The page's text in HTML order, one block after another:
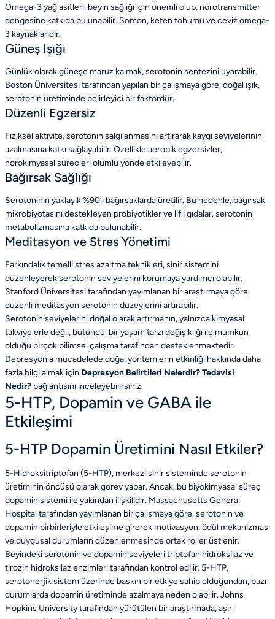
Omega-3 yağ asitleri, beyin sağlığı için önemli olup, nörotransmitter
dengesine katkıda bulunabilir. Somon, keten tohumu ve ceviz omega-
3 kaynaklarıdır.
Güneş Işığı
Günlük olarak güneşe maruz kalmak, serotonin sentezini uyarabilir.
Boston Üniversitesi tarafından yapılan bir çalışmaya göre, doğal ışık,
serotonin üretiminde belirleyici bir faktördür.
Düzenli Egzersiz
Fiziksel aktivite, serotonin salgılanmasını artırarak kaygı seviyelerinin
azalmasına katkı sağlayabilir. Özellikle aerobik egzersizler,
nörokimyasal süreçleri olumlu yönde etkileyebilir.
Bağırsak Sağlığı
Serotoninin yaklaşık %90’ı bağırsaklarda üretilir. Bu nedenle, bağırsak
mikrobiyotasını destekleyen probiyotikler ve lifli gıdalar, serotonin
metabolizmasına katkıda bulunabilir.
Meditasyon ve Stres Yönetimi
Farkındalık temelli stres azaltma teknikleri, sinir sistemini
düzenleyerek serotonin seviyelerini korumaya yardımcı olabilir.
Stanford Üniversitesi tarafından yayımlanan bir araştırmaya göre,
düzenli meditasyon serotonin düzeylerini artırabilir.
Serotonin seviyelerini doğal olarak artırmanın, yalnızca kimyasal
takviyelerle değil, bütüncül bir yaşam tarzı değişikliği ile mümkün
olduğu birçok bilimsel çalışma tarafından desteklenmektedir.
Depresyonla mücadelede doğal yöntemlerin etkinliği hakkında daha
fazla bilgi almak için Depresyon Belirtileri Nelerdir? Tedavisi
Nedir? bağlantısını inceleyebilirsiniz.
5-HTP, Dopamin ve GABA ile
Etkileşimi
5-HTP Dopamin Üretimini Nasıl Etkiler?
5-Hidroksitriptofan (5-HTP), merkezi sinir sisteminde serotonin
üretiminin öncüsü olarak görev yapar. Ancak, bu biyokimyasal süreç
dopamin sistemi ile yakından ilişkilidir. Massachusetts General
Hospital tarafından yayımlanan bir çalışmaya göre, serotonin ve
dopamin birbirleriyle etkileşime girerek motivasyon, ödül mekanizması
ve duygusal durumların düzenlenmesinde ortak roller üstlenir.
Beyindeki serotonin ve dopamin seviyeleri triptofan hidroksilaz ve
tirozin hidroksilaz enzimleri tarafından kontrol edilir. 5-HTP,
serotonerjik sistem üzerinde baskın bir etkiye sahip olduğundan, bazı
durumlarda dopamin üretiminde azalmaya neden olabilir. Johns
Hopkins University tarafından yürütülen bir araştırmada, aşırı